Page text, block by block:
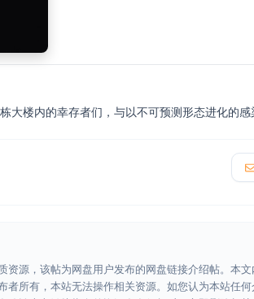
大楼内的幸存者们，与以不可预测形态进化的感
资源，该帖为网盘用户发布的网盘链接介绍帖。本
者所有，本站无法操作相关资源。如您认为本站任